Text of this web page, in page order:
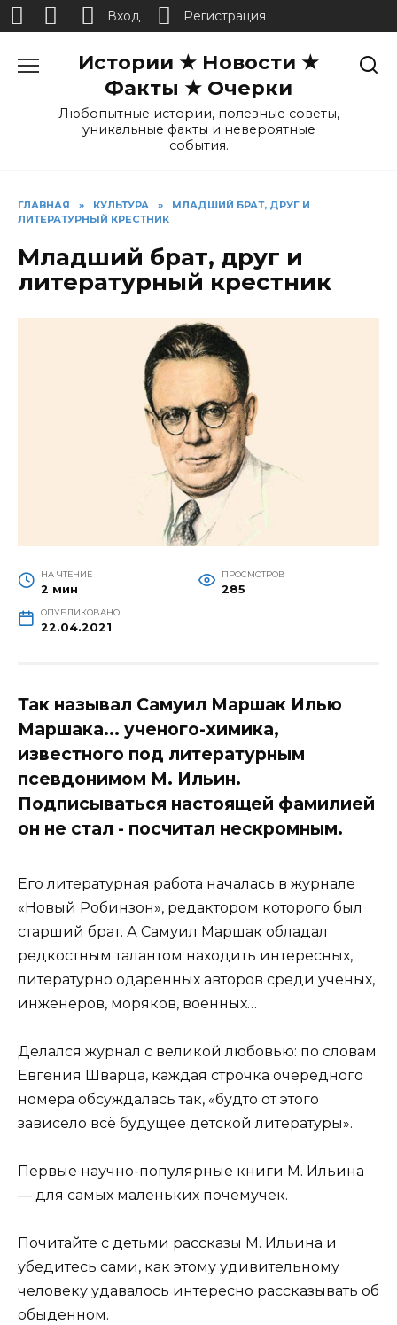
Истории ★ Новости ★
Факты ★ Очерки
Любопытные истории, полезные советы,
уникальные факты и невероятные
события.
ГЛАВНАЯ » КУЛЬТУРА »
МЛАДШИЙ БРАТ, ДРУГ И
ЛИТЕРАТУРНЫЙ КРЕСТНИК
Младший брат, друг и
литературный крестник
НА ЧТЕНИЕ
2 мин
ПРОСМОТРОВ
285
ОПУБЛИКОВАНО
22.04.2021
Так называл Самуил Маршак Илью
Маршака... ученого-химика,
известного под литературным
псевдонимом М. Ильин.
Подписываться настоящей фамилией
он не стал - посчитал нескромным.
Его литературная работа началась в журнале
«Новый Робинзон», редактором которого был
старший брат. А Самуил Маршак обладал
редкостным талантом находить интересных,
литературно одаренных авторов среди ученых,
инженеров, моряков, военных…
Делался журнал с великой любовью: по словам
Евгения Шварца, каждая строчка очередного
номера обсуждалась так, «будто от этого
зависело всё будущее детской литературы».
Первые научно-популярные книги М. Ильина
— для самых маленьких почемучек.
Почитайте с детьми рассказы М. Ильина и
убедитесь сами, как этому удивительному
человеку удавалось интересно рассказывать об
обыденном.
Вход Регистрация